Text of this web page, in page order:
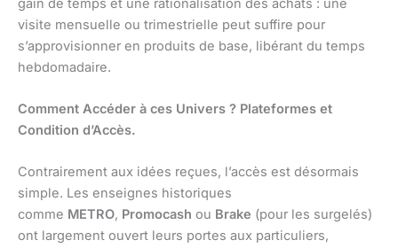
gain de temps et une rationalisation des achats : une
visite mensuelle ou trimestrielle peut suffire pour
s’approvisionner en produits de base, libérant du temps
hebdomadaire.
Comment Accéder à ces Univers ? Plateformes et
Condition d’Accès.
Contrairement aux idées reçues, l’accès est désormais
simple. Les enseignes historiques
comme METRO, Promocash ou Brake (pour les surgelés)
ont largement ouvert leurs portes aux particuliers,